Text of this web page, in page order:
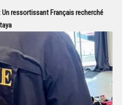
Un ressortissant Français recherché